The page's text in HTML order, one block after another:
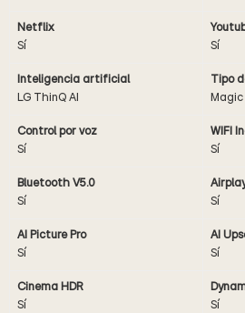
Netflix
Sí
Sí
Inteligencia artificial
LG ThinQ AI
Tipo
Control por voz
Sí
WIFI
Sí
Bluetooth V5.0
Sí
Sí
AI Picture Pro
Sí
AI
Sí
Cinema HDR
Sí
Sí